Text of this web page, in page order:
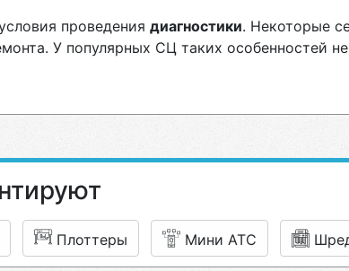
проведения диагностики. Некоторые
У популярных СЦ таких особенностей
Плоттеры Мини АТС